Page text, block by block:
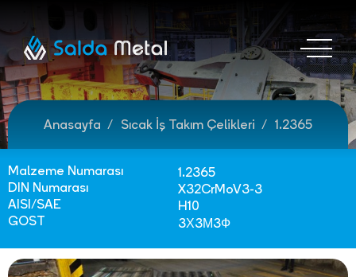
Anasayfa Sıcak İş Takım Çelikleri 1.2365
Malzeme Numarası
1.2365
DIN Numarası
X32CrMoV3-3
AISI/SAE
H10
GOST
3Х3М3Ф